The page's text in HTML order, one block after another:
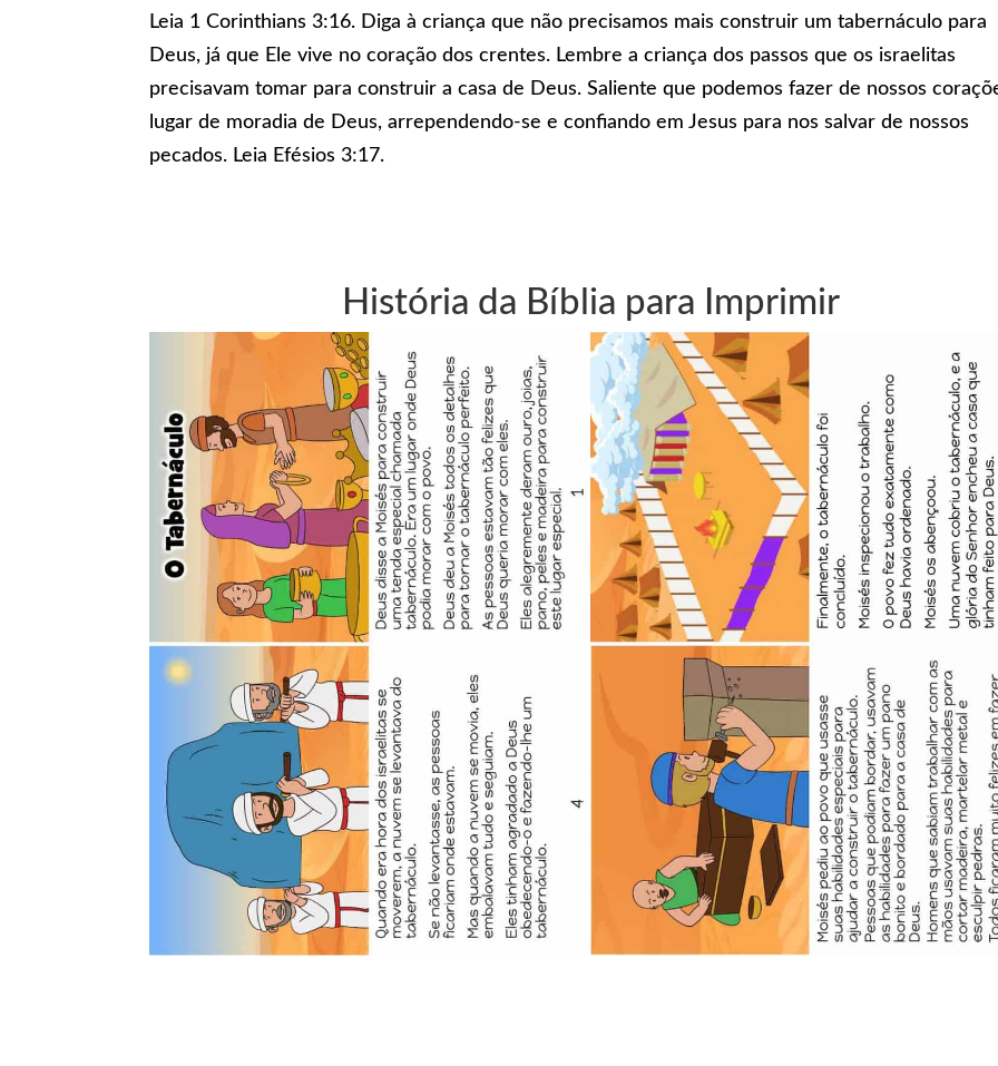
Leia 1 Corinthians 3:16. Diga à criança que não precisamos mais construir um tabernáculo para
Deus, já que Ele vive no coração dos crentes. Lembre a criança dos passos que os israelitas
precisavam tomar para construir a casa de Deus. Saliente que podemos fazer de nossos
lugar de moradia de Deus, arrependendo-se e confiando em Jesus para nos salvar de nossos
pecados. Leia Efésios 3:17.
História da Bíblia para Imprimir